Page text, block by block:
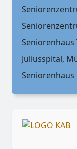
Juliusspital,